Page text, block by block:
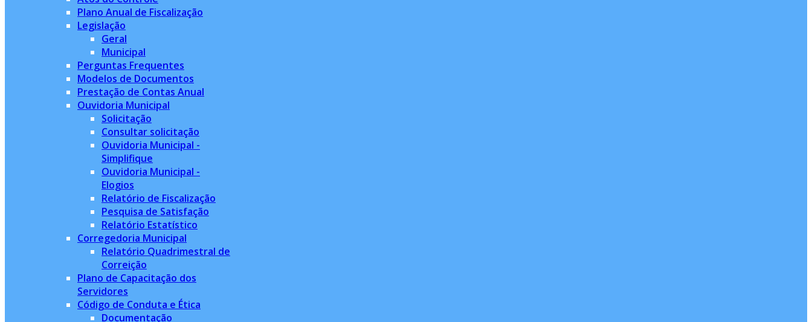
Plano Anual de Fiscalização
Legislação
Geral
Municipal
Perguntas Frequentes
Modelos de Documentos
Prestação de Contas Anual
Ouvidoria Municipal
Solicitação
Consultar solicitação
Ouvidoria Municipal -
Simplifique
Ouvidoria Municipal -
Elogios
Relatório de Fiscalização
Pesquisa de Satisfação
Relatório Estatístico
Corregedoria Municipal
Relatório Quadrimestral de
Correição
Plano de Capacitação dos
Servidores
Código de Conduta e Ética
Documentação